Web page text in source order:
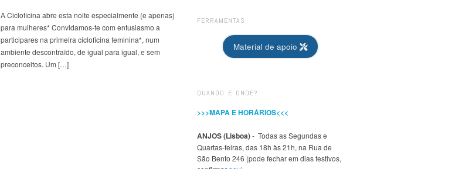
A Cicloficina abre esta noite especialmente (e apenas)
para mulheres* Convidamos-te com entusiasmo a
participares na primeira cicloficina feminina*, num
ambiente descontraído, de igual para igual, e sem
preconceitos. Um […]
FERRAMENTAS
Material de apoio
QUANDO E ONDE?
>>>MAPA E HORÁRIOS<<<
ANJOS (Lisboa)- Todas as Segundas e
Quartas-feiras, das 18h às 21h, na Rua de
São Bento 246 (pode fechar em dias festivos,